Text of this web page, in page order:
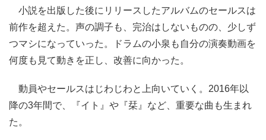
小説を出版した後にリリースしたアルバムのセールスは
前作を超えた。声の調子も、完治はしないものの、少しず
つマシになっていった。ドラムの小泉も自分の演奏動画を
何度も見て動きを正し、改善に向かった。
動員やセールスはじわじわと上向いていく。2016年以
降の3年間で、『イト』や『栞』など、重要な曲も生まれ
た。